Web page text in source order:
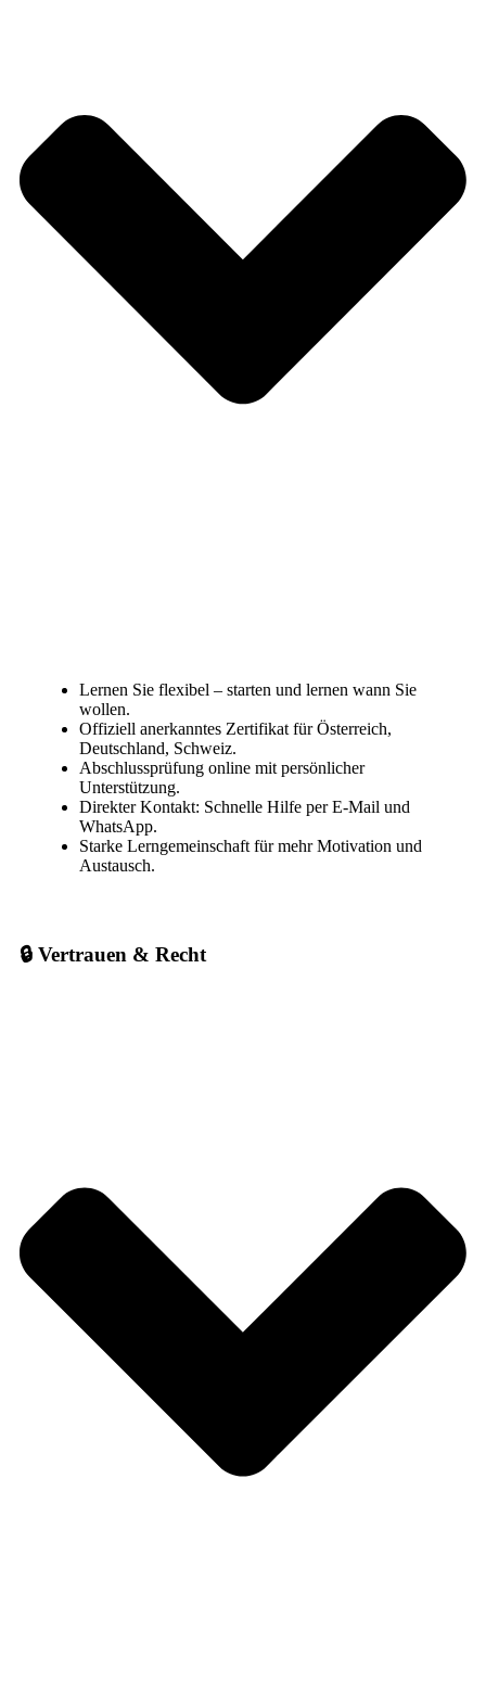
Lernen Sie flexibel – starten und lernen wann Sie
wollen.
Offiziell anerkanntes Zertifikat für Österreich,
Deutschland, Schweiz.
Abschlussprüfung online mit persönlicher
Unterstützung.
Direkter Kontakt: Schnelle Hilfe per E-Mail und
WhatsApp.
Starke Lerngemeinschaft für mehr Motivation und
Austausch.
🔒 Vertrauen & Recht